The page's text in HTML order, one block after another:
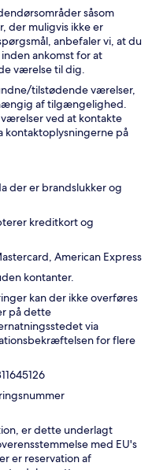
såsom
der muligvis ikke er
anbefaler vi, at du
ankomst for at
værelse til dig.
tilstødende værelser,
af tilgængelighed.
ved at kontakte
kontaktoplysningerne på
der er brandslukker og
kreditkort og
American Express
kontanter.
kan der ikke overføres
på dette
via
for flere
er dette underlagt
med EU's
er reservation af